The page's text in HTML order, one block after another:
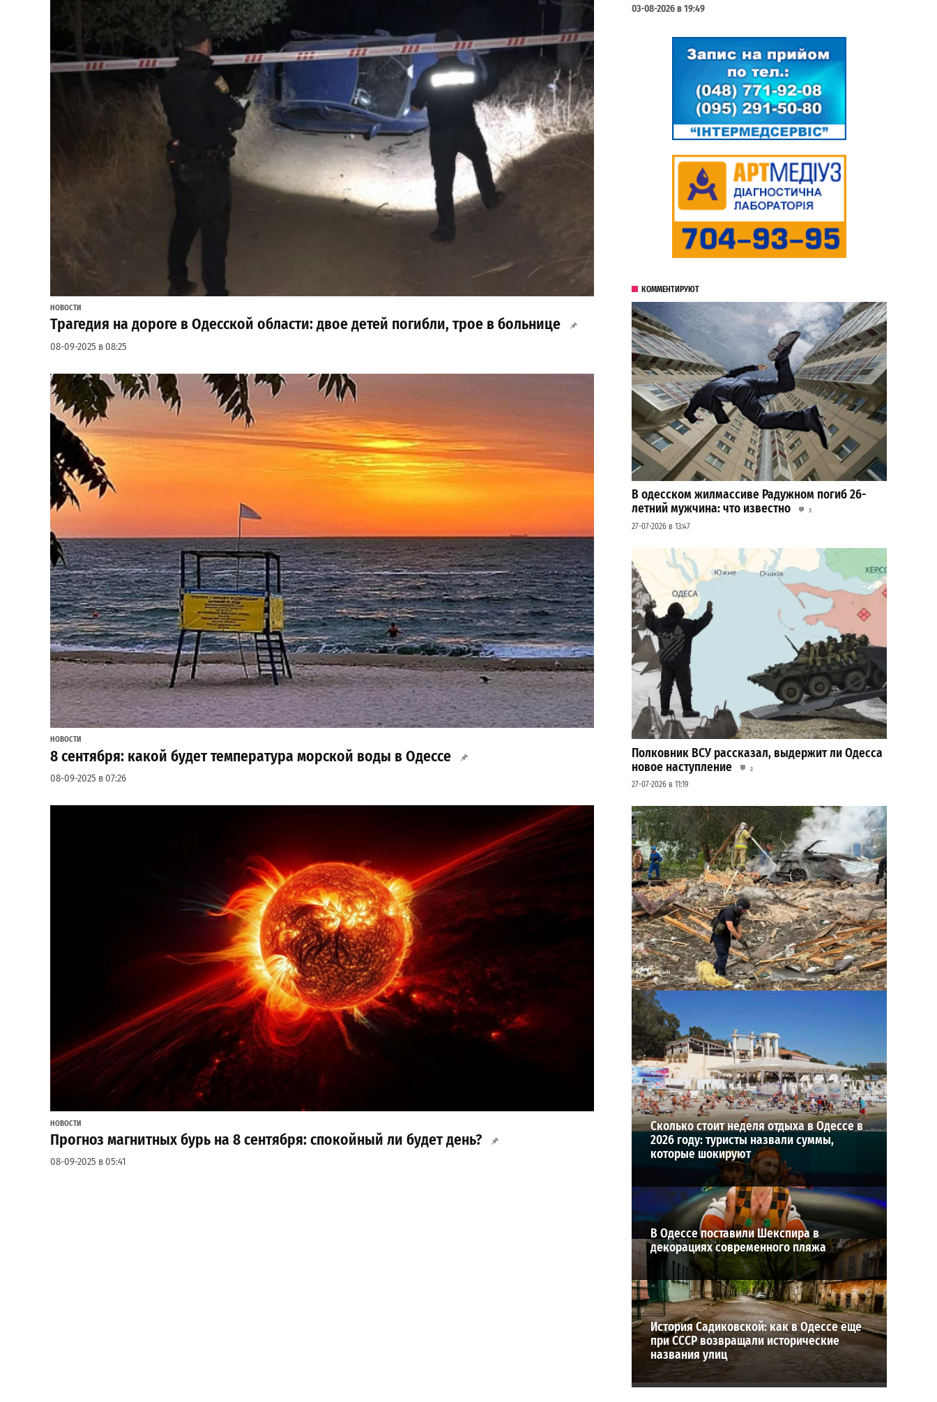
НОВОСТИ
Трагедия на дороге в Одесской области: двое детей погибли, трое в больнице
08-09-2025 в 08:25
НОВОСТИ
8 сентября: какой будет температура морской воды в Одессе
08-09-2025 в 07:26
НОВОСТИ
Прогноз магнитных бурь на 8 сентября: спокойный ли будет день?
08-09-2025 в 05:41
03-08-2026 в 19:49
КОММЕНТИРУЮТ
В одесском жилмассиве Радужном погиб 26-
летний мужчина: что известно
3
27-07-2026 в 13:47
Полковник ВСУ рассказал, выдержит ли Одесса
новое наступление
2
27-07-2026 в 11:19
Ракетный удар по полигону на Киевщине:
погибли 10 человек, сотня раненых
24-07-2026 в 15:22
ВИБОР РЕДАКЦИИ
Сколько стоит неделя отдыха в Одессе в
2026 году: туристы назвали суммы,
которые шокируют
В Одессе поставили Шекспира в
декорациях современного пляжа
История Садиковской: как в Одессе еще
при СССР возвращали исторические
названия улиц